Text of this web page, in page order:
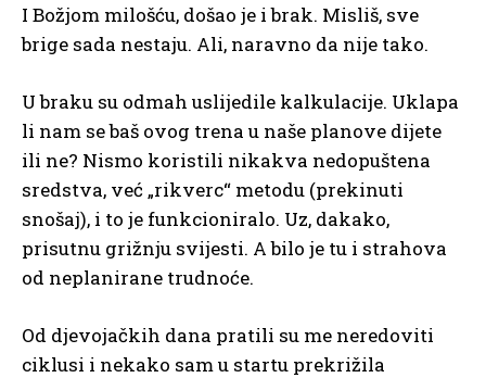
I Božjom milošću, došao je i brak. Misliš, sve
brige sada nestaju. Ali, naravno da nije tako.
U braku su odmah uslijedile kalkulacije. Uklapa
li nam se baš ovog trena u naše planove dijete
ili ne? Nismo koristili nikakva nedopuštena
sredstva, već „rikverc“ metodu (prekinuti
snošaj), i to je funkcioniralo. Uz, dakako,
prisutnu grižnju svijesti. A bilo je tu i strahova
od neplanirane trudnoće.
Od djevojačkih dana pratili su me neredoviti
ciklusi i nekako sam u startu prekrižila